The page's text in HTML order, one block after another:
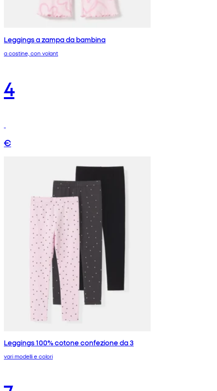
Leggings a zampa da bambina
a costine, con volant
4
€
Leggings 100% cotone confezione da 3
vari modelli e colori